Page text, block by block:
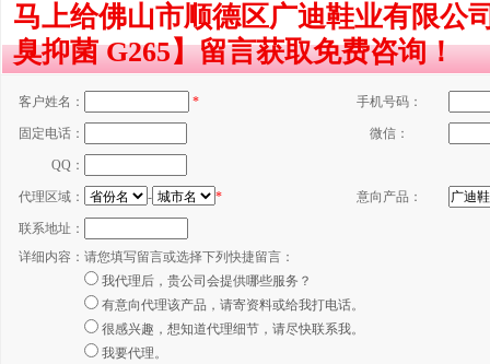
马上给佛山市顺德区广迪鞋业有限公
臭抑菌 G265】留言获取免费咨询！
客户姓名： * 手机号码：
固定电话： 微信：
QQ：
代理区域： - * 意向产品：
联系地址：
详细内容： 请您填写留言或选择下列快捷留言：
我代理后，贵公司会提供哪些服务？
有意向代理该产品，请寄资料或给我打电话。
很感兴趣，想知道代理细节，请尽快联系我。
我要代理。